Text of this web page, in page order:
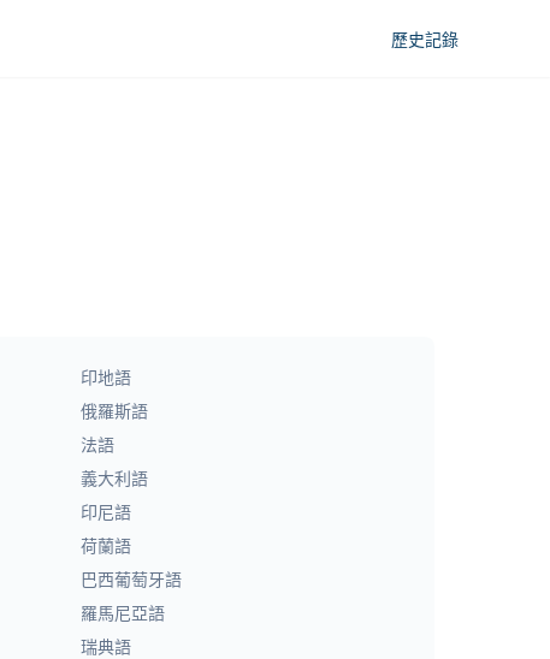
歷史記錄
印地語
俄羅斯語
法語
義大利語
印尼語
荷蘭語
巴西葡萄牙語
羅馬尼亞語
瑞典語